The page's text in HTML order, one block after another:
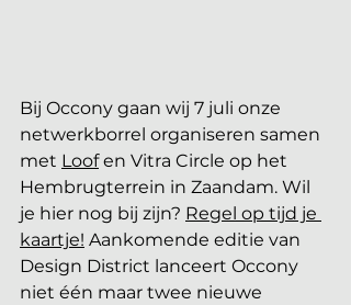
Bij Occony gaan wij 7 juli onze
netwerkborrel organiseren samen
met Loof en Vitra Circle op het
Hembrugterrein in Zaandam. Wil
je hier nog bij zijn? Regel op tijd je
kaartje! Aankomende editie van
Design District lanceert Occony
niet één maar twee nieuwe